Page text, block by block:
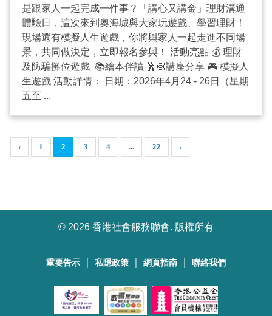
是跟家人一起完成一件事？「講心又講金」理財溝通
體驗日，這次來到奧海城與大家玩遊戲、學習理財！
現場還有模擬人生遊戲，你將與家人一起走進不同場
景，共同做決定，立即報名參與！ 活動亮點 💰 理財
及防騙攤位遊戲 📚繪本伴讀 🕺🏻講座分享 🎮 模擬人
生遊戲 活動詳情： 日期：2026年4月24 - 26日（星期
五至 ...
‹ 1 2 3 4 ... 22 ›
© 2026 香港社會服務聯會. 版權所有
重要告示 私隱政策 網頁指南 聯絡我們